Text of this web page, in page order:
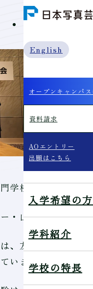
English
オープンキャンパス
資料請求
AOエントリー
出願はこちら
入学希望の
学科紹介
学校の特長
【行事
行いま
2026/3/9
学校の卒業式を執
・山口校長から卒
、友人や講師の
いました。